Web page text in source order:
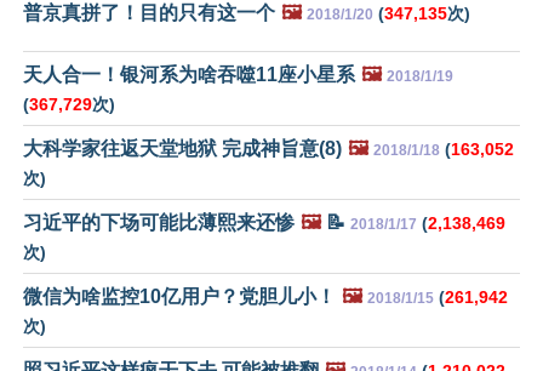
普京真拼了！目的只有这一个 🖼️ 2018/1/20 (347,135次)
天人合一！银河系为啥吞噬11座小星系 🖼️ 2018/1/19
(367,729次)
大科学家往返天堂地狱 完成神旨意(8) 🖼️ 2018/1/18 (163,052
次)
习近平的下场可能比薄熙来还惨 🖼️📝 2018/1/17 (2,138,469
次)
微信为啥监控10亿用户？党胆儿小！ 🖼️ 2018/1/15 (261,942
次)